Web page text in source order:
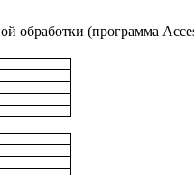
обработки (программа